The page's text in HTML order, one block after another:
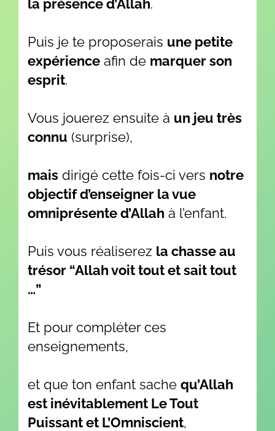
la présence d’Allah.
Puis je te proposerais une petite
expérience afin de marquer son
esprit.
Vous jouerez ensuite à un jeu très
connu (surprise),
mais dirigé cette fois-ci vers notre
objectif d’enseigner la vue
omniprésente d’Allah à l’enfant.
Puis vous réaliserez la chasse au
trésor “Allah voit tout et sait tout
…”
Et pour compléter ces
enseignements,
et que ton enfant sache qu’Allah
est inévitablement Le Tout
Puissant et L’Omniscient,